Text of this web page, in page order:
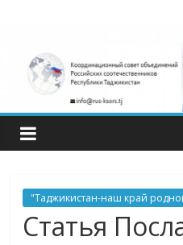
contentсовет
"Таджикистан-наш край
Статья